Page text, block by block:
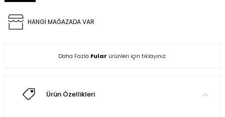
HANGİ MAĞAZADA VAR
Daha Fazla Fular ürünleri için tıklayınız.
Ürün Özellikleri